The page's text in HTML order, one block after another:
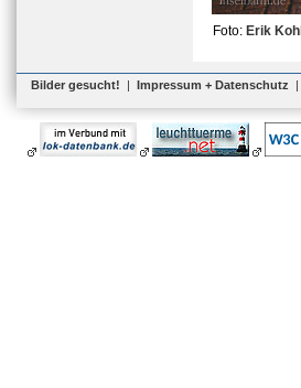
Foto: Erik Kohl
Bilder gesucht! | Impressum + Datenschutz |